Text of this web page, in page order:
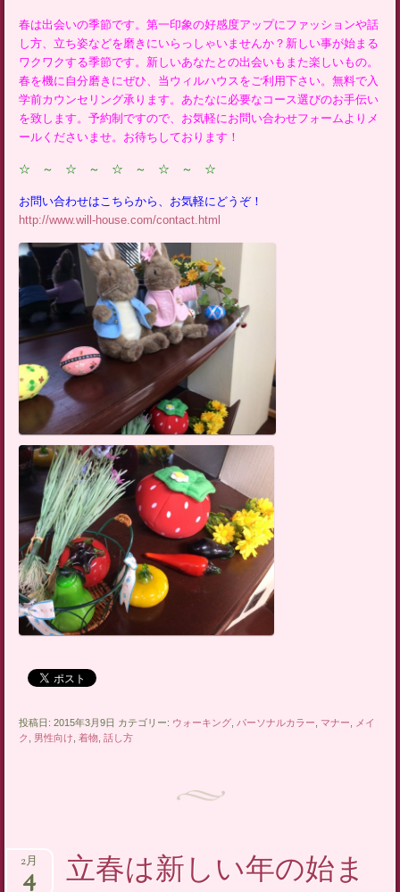
春は出会いの季節です。第一印象の好感度アップにファッションや話
し方、立ち姿などを磨きにいらっしゃいませんか？新しい事が始まる
ワクワクする季節です。新しいあなたとの出会いもまた楽しいもの。
春を機に自分磨きにぜひ、当ウィルハウスをご利用下さい。無料で入
学前カウンセリング承ります。あたなに必要なコース選びのお手伝い
を致します。予約制ですので、お気軽にお問い合わせフォームよりメ
ールくださいませ。お待ちしております！
☆ ～ ☆ ～ ☆ ～ ☆ ～ ☆
お問い合わせはこちらから、お気軽にどうぞ！
http://www.will-house.com/contact.html
投稿日: 2015年3月9日 カテゴリー: ウォーキング パーソナルカラー マナー
メイ
ク
男性向け ,着物 ,話し方
立春は新しい年の始ま
2月
4